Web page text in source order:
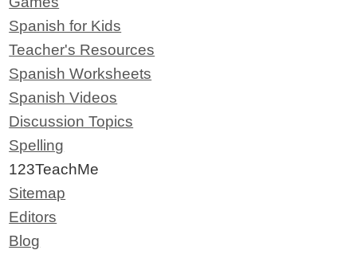
Spanish for Kids
Teacher's Resources
Spanish Worksheets
Spanish Videos
Discussion Topics
Spelling
123TeachMe
Sitemap
Editors
Blog